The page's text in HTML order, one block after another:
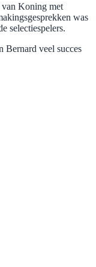
van Koning met
was
selectiespelers.
Bernard veel succes